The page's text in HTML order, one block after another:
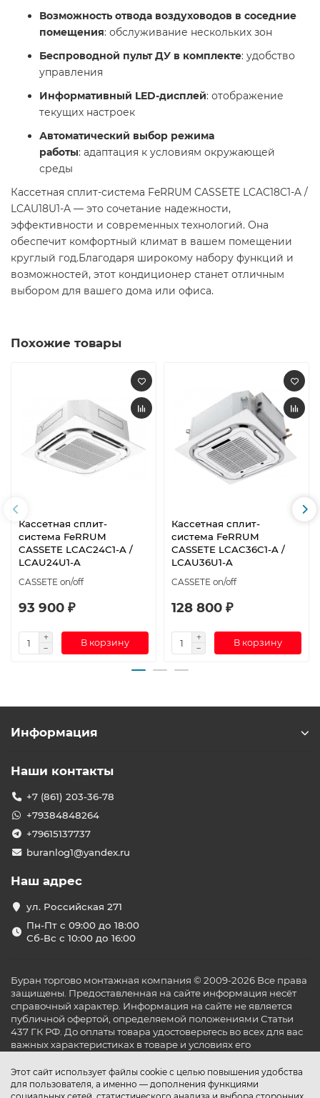
Возможность отвода воздуховодов в соседние
помещения: обслуживание нескольких зон
Беспроводной пульт ДУ в комплекте: удобство
управления
Информативный LED-дисплей: отображение
текущих настроек
Автоматический выбор режима
работы: адаптация к условиям окружающей
среды
Кассетная сплит-система FeRRUM CASSETE LCAC18C1-A /
LCAU18U1-A — это сочетание надежности,
эффективности и современных технологий. Она
обеспечит комфортный климат в вашем помещении
круглый год.Благодаря широкому набору функций и
возможностей, этот кондиционер станет отличным
выбором для вашего дома или офиса.
Похожие товары
Кассетная сплит-
система FeRRUM
CASSETE LCAC24C1-A /
LCAU24U1-A
CASSETE on/off
93 900 ₽
В корзину
Кассетная сплит-
система FeRRUM
CASSETE LCAC36C1-A /
LCAU36U1-A
CASSETE on/off
128 800 ₽
В корзину
Этот сайт использует файлы cookie с целью повышения удобства
для пользователя, а именно — дополнения функциями
Информация
Наши контакты
+7 (861) 203-36-78
+79384848264
+79615137737
buranlog1@yandex.ru
Наш адрес
ул. Российская 271
Пн-Пт с 09:00 до 18:00
Сб-Вс с 10:00 до 16:00
Буран торгово монтажная компания © 2009-2026 Все права
защищены. Предоставленная на сайте информация несёт
справочный характер. Информация на сайте не является
публичной офертой, определяемой положениями Статьи
437 ГК РФ. До оплаты товара удостоверьтесь во всех для вас
важных характеристиках в товаре и условиях его